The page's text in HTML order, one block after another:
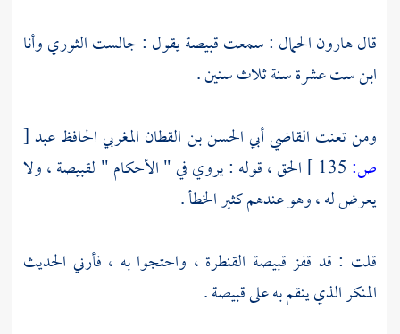
قالهارون الحمال : سمعتقبيصةيقول : جالستالثوريوأنا
ابن ست عشرة سنة ثلاث سنين .
ومن تعنت القاضي أبي الحسن بن القطان المغربي الحافظ عبد[
ص:
الحق، قوله : يروي في " الأحكام " لقبيصة، ولا
يعرض له ، وهو عندهم كثير الخطأ .
قلت : قد قفز قبيصة القنطرة ، واحتجوا به ، فأرني الحديث
المنكر الذي ينقم به علىقبيصة.